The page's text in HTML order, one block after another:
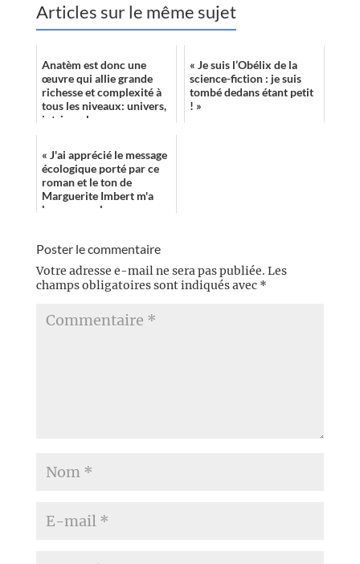
Articles sur le même sujet
Anatèm est donc une
œuvre qui allie grande
richesse et complexité à
tous les niveaux: univers,
intrigue, langage,
« Je suis l’Obélix de la
science-fiction : je suis
tombé dedans étant petit
! »
« J'ai apprécié le message
écologique porté par ce
roman et le ton de
Marguerite Imbert m'a
beaucoup plu. »
Poster le commentaire
Votre adresse e-mail ne sera pas publiée. Les
champs obligatoires sont indiqués avec *